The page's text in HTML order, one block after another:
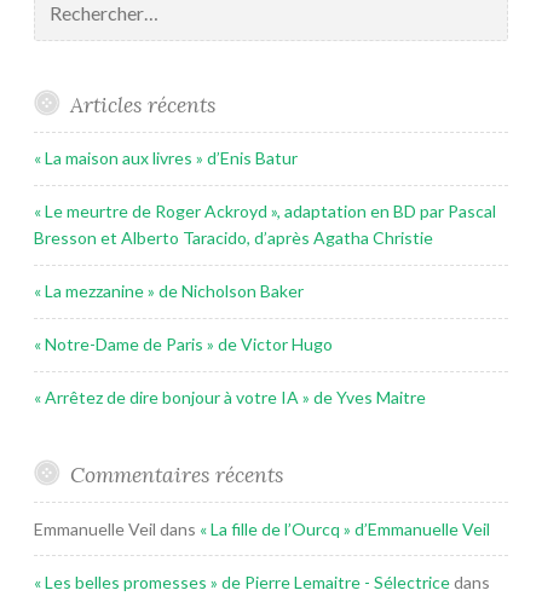
Articles récents
« La maison aux livres » d’Enis Batur
« Le meurtre de Roger Ackroyd », adaptation en BD par Pascal
Bresson et Alberto Taracido, d’après Agatha Christie
« La mezzanine » de Nicholson Baker
« Notre-Dame de Paris » de Victor Hugo
« Arrêtez de dire bonjour à votre IA » de Yves Maitre
Commentaires récents
Emmanuelle Veil dans « La fille de l’Ourcq » d’Emmanuelle Veil
« Les belles promesses » de Pierre Lemaitre - Sélectricedans